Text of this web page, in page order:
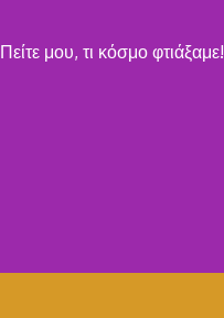
Πείτε μου, τι κόσμο φτιάξαμε!